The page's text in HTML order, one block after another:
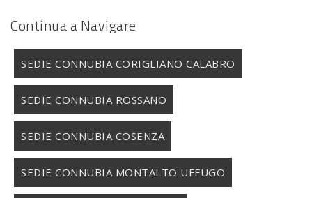
Continua a Navigare
SEDIE CONNUBIA CORIGLIANO CALABRO
SEDIE CONNUBIA ROSSANO
SEDIE CONNUBIA COSENZA
SEDIE CONNUBIA MONTALTO UFFUGO